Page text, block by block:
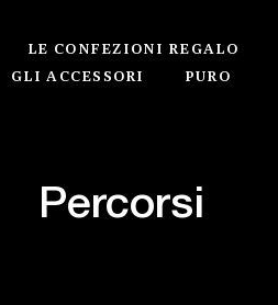
LE CONFEZIONI REGALO
GLI ACCESSORI
PURO
Percorsi